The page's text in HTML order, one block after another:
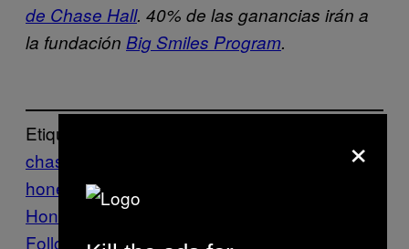
de Chase Hall. 40% de las ganancias irán a
la fundación Big Smiles Program.
Etiquetado:
chase hall
honey
Fotografia
Honey
Nueva York
Follow Us On Discover
×